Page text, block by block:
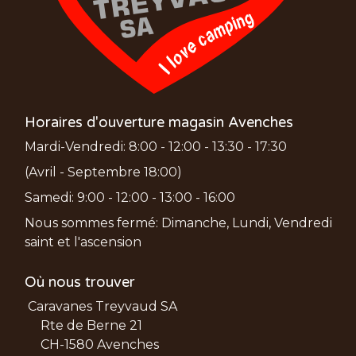
Horaires d'ouverture magasin Avenches
Mardi-Vendredi: 8:00 - 12:00 - 13:30 - 17:30
(Avril - Septembre 18:00)
Samedi: 9:00 - 12:00 - 13:00 - 16:00
Nous sommes fermé: Dimanche, Lundi, Vendredi
saint et l'ascension
Où nous trouver
Caravanes Treyvaud SA
Rte de Berne 21
CH-1580 Avenches